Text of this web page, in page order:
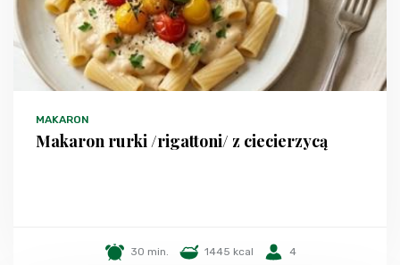
MAKARON
Makaron rurki /rigattoni/ z ciecierzycą
30 min. 1445 kcal 4